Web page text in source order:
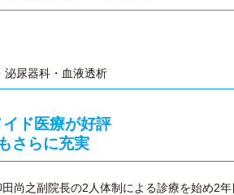
泌尿器科・血液透析
ド医療が好評
さらに充実
尚之副院長の2人体制による診療を始め2年